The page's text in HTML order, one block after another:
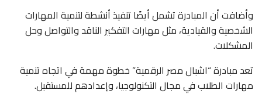
وأضافت أن المبادرة تشمل أيضًا تنفيذ أنشطة لتنمية المهارات
الشخصية والقيادية، مثل مهارات التفكير الناقد والتواصل وحل
المشكلات.
تعد مبادرة “اشبال مصر الرقمية” خطوة مهمة في اتجاه تنمية
مهارات الطلاب في مجال التكنولوجيا، وإعدادهم للمستقبل.